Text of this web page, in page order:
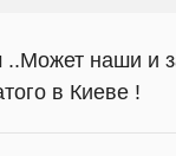
..Может наши и
в Киеве !